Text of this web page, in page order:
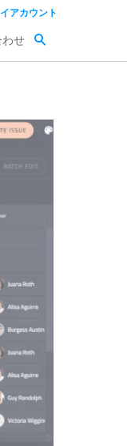
アカウント
せ